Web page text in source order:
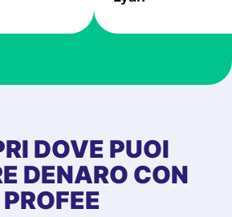
the exchange
at Profee is very
first started
app, and they
quick to provide
DOVE PUOI
DENARO CON
PROFEE